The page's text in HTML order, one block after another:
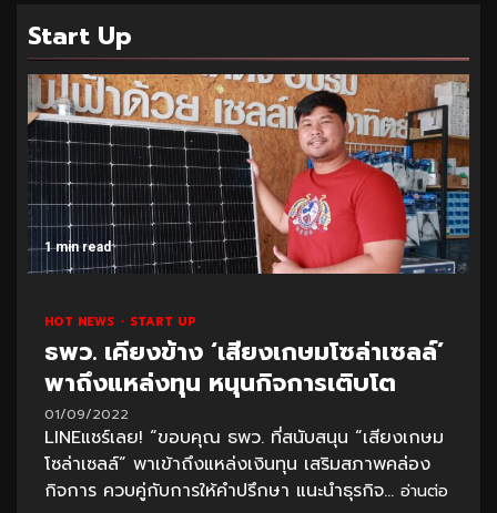
Start Up
1 min read
HOT NEWS START UP
ธพว. เคียงข้าง ‘เสียงเกษมโซล่าเซลล์’
พาถึงแหล่งทุน หนุนกิจการเติบโต
01/09/2022
LINEแชร์เลย! “ขอบคุณ ธพว. ที่สนับสนุน “เสียงเกษม
โซล่าเซลล์” พาเข้าถึงแหล่งเงินทุน เสริมสภาพคล่อง
กิจการ ควบคู่กับการให้คำปรึกษา แนะนำธุรกิจ... อ่านต่อ